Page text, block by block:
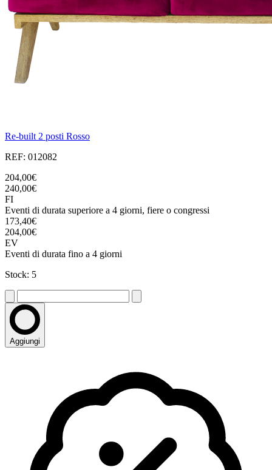
Re-built 2 posti Rosso
REF: 012082
204,00€
240,00€
FI
Eventi di durata superiore a 4 giorni, fiere o congressi
173,40€
204,00€
EV
Eventi di durata fino a 4 giorni
Stock: 5
Aggiungi